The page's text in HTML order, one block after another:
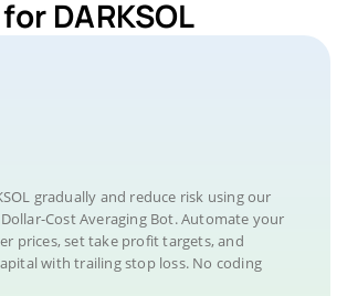
for DARKSOL
gradually and reduce risk using our
Cost Averaging Bot. Automate your
prices, set take profit targets, and
with trailing stop loss. No coding